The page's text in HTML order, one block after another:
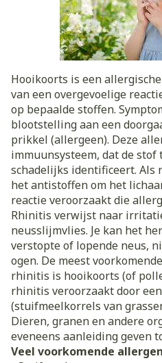
Hooikoorts is een
van een overgevoelige
op bepaalde stoffen.
blootstelling aan een
prikkel (allergeen). Deze
immuunsysteem, dat de
schadelijks identificeert. Als
het antistoffen om het
reactie veroorzaakt die
Rhinitis verwijst naar
neusslijmvlies. Je kan het
verstopte of lopende neus,
ogen. De meest
rhinitis is hooikoorts (of
rhinitis veroorzaakt door
(stuifmeelkorrels van
Dieren, granen en andere
eveneens aanleiding geven
Veel voorkomende